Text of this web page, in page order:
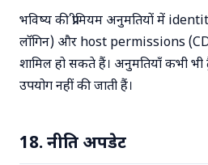
भविष्य की प्रीमियम अनुमतियों में
लॉगिन) और host permissions
शामिल हो सकते हैं। अनुमतियाँ कभी भी
उपयोग नहीं की जाती हैं।
18. नीति अपडेट